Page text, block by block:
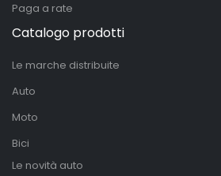
Paga a rate
Catalogo prodotti
Le marche distribuite
Auto
Moto
Bici
Le novità auto